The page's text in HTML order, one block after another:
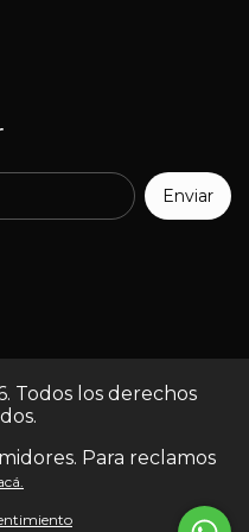
Todos los derechos
Para reclamos